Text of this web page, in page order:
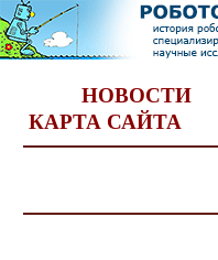
НОВОСТИ
КАРТА САЙТА